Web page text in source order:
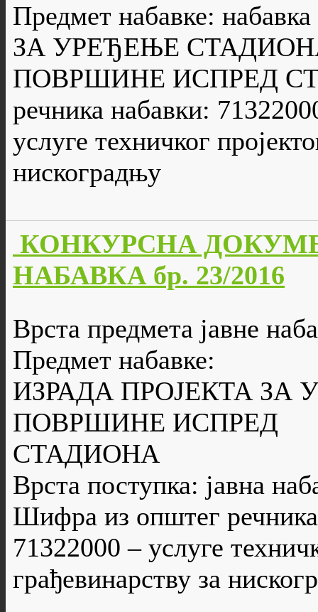
Предмет набавке:
ЗА УРЕЂЕЊЕ
ПОВРШИНЕ ИСПРЕД
речника набавки:
услуге техничког
нискоградњу
КОНКУРСНА
НАБАВКА бр. 23/2016
Врста предмета јавне
Предмет набавке:
ИЗРАДА ПРОЈЕКТА
ПОВРШИНЕ ИСПРЕД
СТАДИОНА
Врста поступка: јавна
Шифра из општег
71322000 – услуге
грађевинарству за